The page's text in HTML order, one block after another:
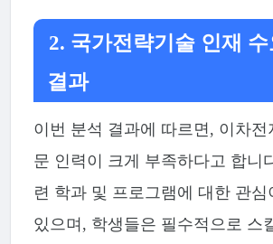
2. 국가전략기술 인재 수
결과
이번 분석 결과에 따르면, 이차전
문 인력이 크게 부족하다고 합니
련 학과 및 프로그램에 대한 관심
있으며, 학생들은 필수적으로 스